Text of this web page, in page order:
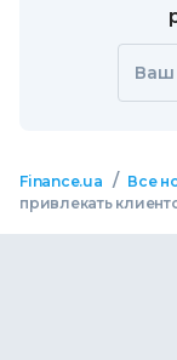
Ваш
Finance.ua / Все
привлекать